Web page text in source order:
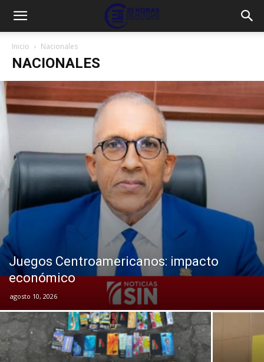
Inicio Nacionales
NACIONALES
Juegos Centroamericanos: impacto
económico
agosto 10, 2026